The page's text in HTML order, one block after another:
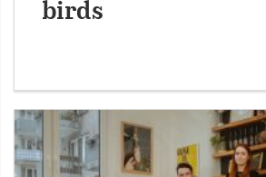
birds